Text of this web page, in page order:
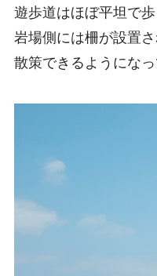
遊歩道はほぼ平坦で
岩場側には柵が設置
散策できるようになっ